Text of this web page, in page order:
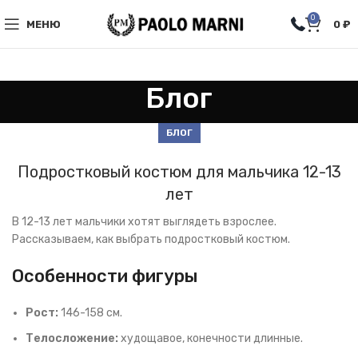
МЕНЮ
0
0 ₽
Блог
БЛОГ
Подростковый костюм для мальчика 12-13
лет
В 12-13 лет мальчики хотят выглядеть взрослее.
Рассказываем, как выбрать подростковый костюм.
Особенности фигуры
Рост: 146-158 см.
Телосложение: худощавое, конечности длинные.